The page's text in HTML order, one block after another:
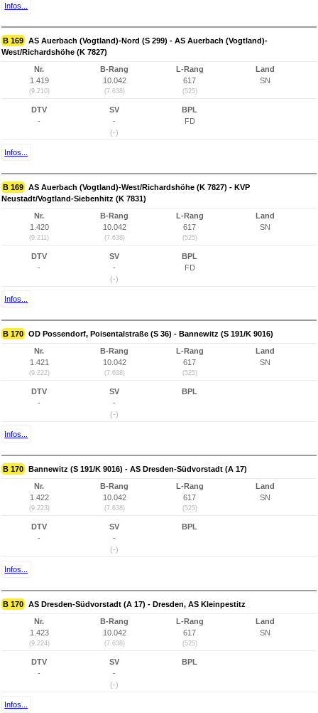
Infos...
B 169 AS Auerbach (Vogtland)-Nord (S 299) - AS Auerbach (Vogtland)-
West/Richardshöhe (K 7827)
Nr.
1.419
(9.210)
B-Rang
10.042
(7.638)
L-Rang
617
(525)
Land
SN
DTV
-
SV
-
(-)
BPL
FD
Infos...
B 169 AS Auerbach (Vogtland)-West/Richardshöhe (K 7827) - KVP
Neustadt/Vogtland-Siebenhitz (K 7831)
Nr.
1.420
(9.211)
B-Rang
10.042
(7.638)
L-Rang
617
(525)
Land
SN
DTV
-
SV
-
(-)
BPL
FD
Infos...
B 170 OD Possendorf, Poisentalstraße (S 36) - Bannewitz (S 191/K 9016)
Nr.
1.421
(9.222)
B-Rang
10.042
(7.638)
L-Rang
617
(525)
Land
SN
DTV
-
SV
-
(-)
BPL
Infos...
B 170 Bannewitz (S 191/K 9016) - AS Dresden-Südvorstadt (A 17)
Nr.
1.422
(9.223)
B-Rang
10.042
(7.638)
L-Rang
617
(525)
Land
SN
DTV
-
SV
-
(-)
BPL
Infos...
B 170 AS Dresden-Südvorstadt (A 17) - Dresden, AS Kleinpestitz
Nr.
1.423
(9.224)
B-Rang
10.042
(7.638)
L-Rang
617
(525)
Land
SN
DTV
-
SV
-
(-)
BPL
Infos...